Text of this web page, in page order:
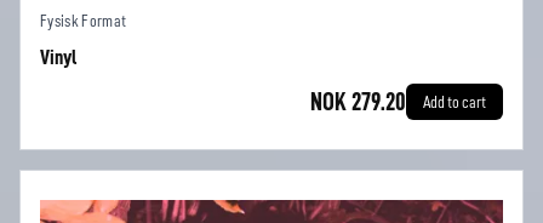
Fysisk Format
Vinyl
NOK 279.20 Add to cart